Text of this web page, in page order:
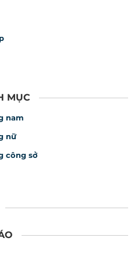
MỤC
nam
nữ
công sở